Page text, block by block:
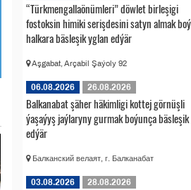
“Türkmengallaönümleri” döwlet birleşigi
fostoksin himiki serişdesini satyn almak
halkara bäsleşik yglan edýär
Aşgabat, Arçabil Şaýoly 92
06.08.2026 26.08.2026
Balkanabat şäher häkimligi kottej görnüşli
ýaşaýyş jaýlaryny gurmak boýunça
edýär
Балканский велаят, г. Балканабат
03.08.2026 28.08.2026